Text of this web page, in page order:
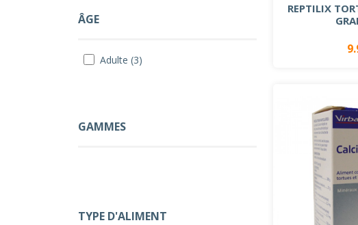
ÂGE
Adulte (3)
GAMMES
TYPE D'ALIMENT
REPTILIX